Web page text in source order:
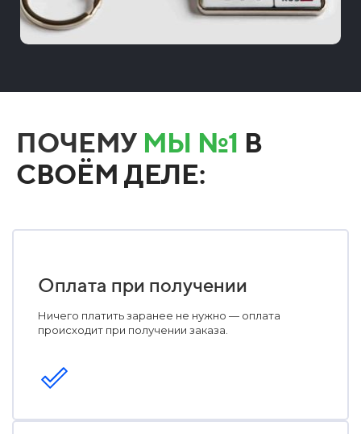
ПОЧЕМУ МЫ №1 В
СВОЁМ ДЕЛЕ:
Оплата при получении
Ничего платить заранее не нужно — оплата
происходит при получении заказа.